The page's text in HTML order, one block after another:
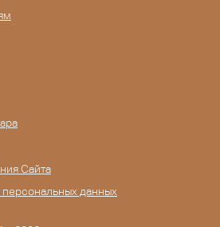
Сайта
персональных данных